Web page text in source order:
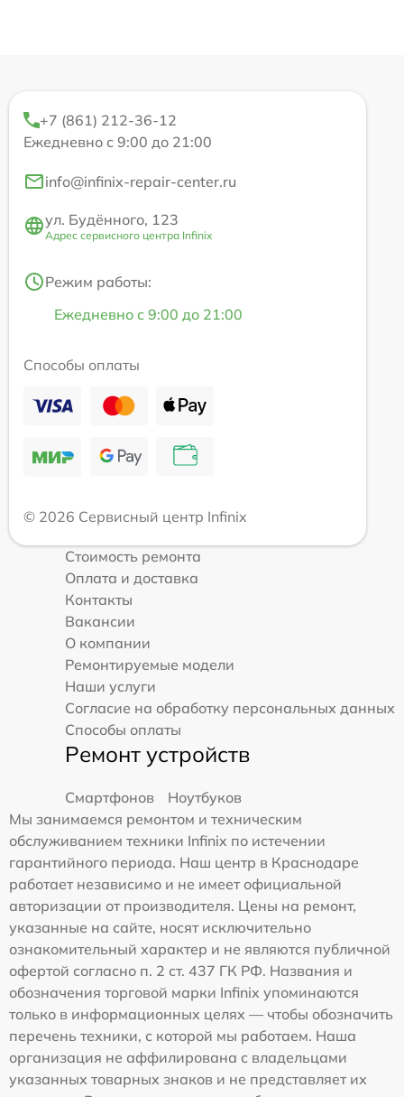
+7 (861) 212-36-12
Ежедневно с 9:00 до 21:00
info@infinix-repair-center.ru
ул. Будённого, 123
Адрес сервисного центра Infinix
Режим работы:
Ежедневно с 9:00 до 21:00
Способы оплаты
© 2026 Сервисный центр Infinix
Стоимость ремонта
Оплата и доставка
Контакты
Вакансии
О компании
Ремонтируемые модели
Наши услуги
Согласие на обработку персональных данных
Способы оплаты
Ремонт устройств
Смартфонов
Ноутбуков
Мы занимаемся ремонтом и техническим
обслуживанием техники Infinix по истечении
гарантийного периода. Наш центр в Краснодаре
работает независимо и не имеет официальной
авторизации от производителя. Цены на ремонт,
указанные на сайте, носят исключительно
ознакомительный характер и не являются публичной
офертой согласно п. 2 ст. 437 ГК РФ. Названия и
обозначения торговой марки Infinix упоминаются
только в информационных целях — чтобы обозначить
перечень техники, с которой мы работаем. Наша
организация не аффилирована с владельцами
указанных товарных знаков и не представляет их